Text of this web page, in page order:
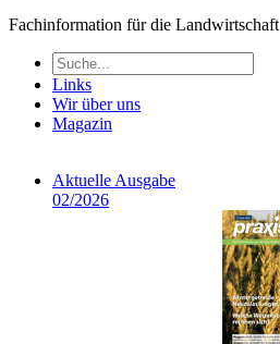
Fachinformation für die Landwirtschaft
Links
Wir über uns
Magazin
Aktuelle Ausgabe
02/2026